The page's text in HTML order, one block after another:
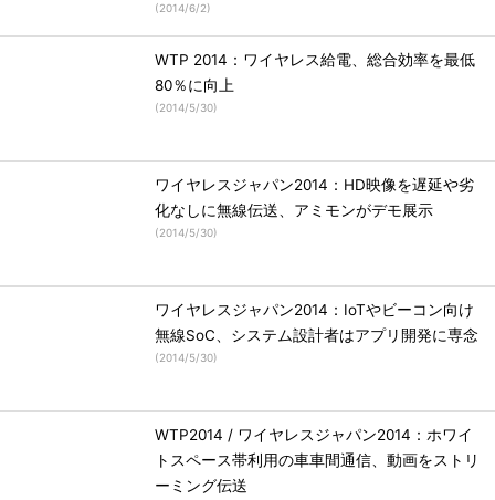
(2014/6/2)
WTP 2014：ワイヤレス給電、総合効率を最低
80％に向上
(2014/5/30)
ワイヤレスジャパン2014：HD映像を遅延や劣
化なしに無線伝送、アミモンがデモ展示
(2014/5/30)
ワイヤレスジャパン2014：IoTやビーコン向け
無線SoC、システム設計者はアプリ開発に専念
(2014/5/30)
WTP2014 / ワイヤレスジャパン2014：ホワイ
トスペース帯利用の車車間通信、動画をストリ
ーミング伝送